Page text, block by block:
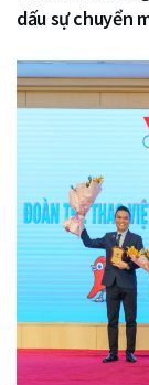
dấu sự chuyển